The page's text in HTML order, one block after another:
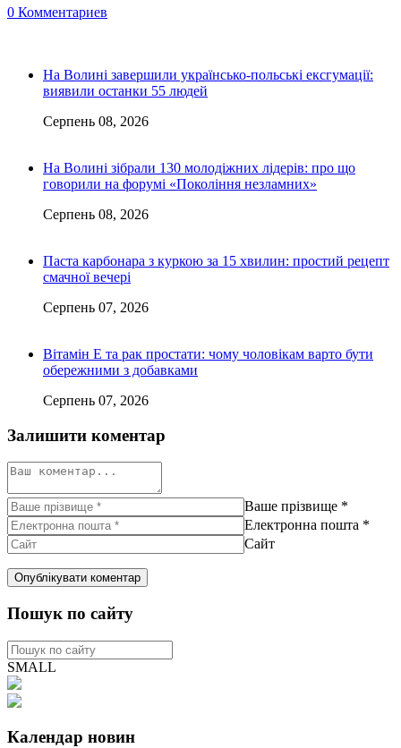
0 Комментариев
На Волині завершили українсько-польські ексгумації:
виявили останки 55 людей
Серпень 08, 2026
На Волині зібрали 130 молодіжних лідерів: про що
говорили на форумі «Покоління незламних»
Серпень 08, 2026
Паста карбонара з куркою за 15 хвилин: простий рецепт
смачної вечері
Серпень 07, 2026
Вітамін Е та рак простати: чому чоловікам варто бути
обережними з добавками
Серпень 07, 2026
Залишити коментар
Ваше прізвище *
Електронна пошта *
Сайт
Пошук по сайту
SMALL
Календар новин